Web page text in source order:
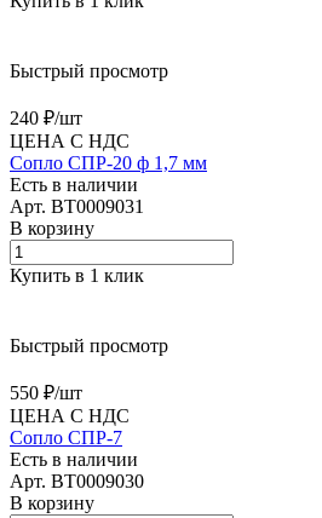
Быстрый просмотр
240 ₽/шт
ЦЕНА С НДС
Сопло СПР-20 ф 1,7 мм
Есть в наличии
Арт. BT0009031
В корзину
Купить в 1 клик
Быстрый просмотр
550 ₽/шт
ЦЕНА С НДС
Сопло СПР-7
Есть в наличии
Арт. BT0009030
В корзину